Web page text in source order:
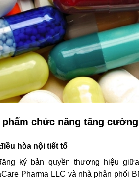
chức năng tăng
hòa nội tiết tố
ký bản quyền thương hiệu
Pharma LLC và nhà phân phối